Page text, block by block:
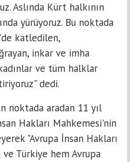
Aslında Kürt halkının
yürüyoruz. Bu noktada
katledilen,
inkar ve imha
ve tüm halklar
dedi.
noktada aradan 11 yıl
Hakları Mahkemesi'nin
"Avrupa İnsan Hakları
Türkiye hem Avrupa